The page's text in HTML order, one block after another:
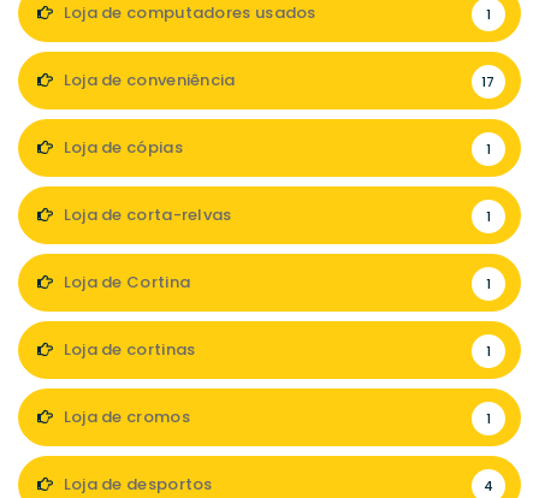
Loja de computadores usados 1
Loja de conveniência 17
Loja de cópias 1
Loja de corta-relvas 1
Loja de Cortina 1
Loja de cortinas 1
Loja de cromos 1
Loja de desportos 4